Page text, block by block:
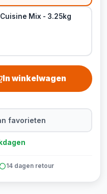
Mix - 3.25kg
In winkelwagen
favorieten
14 dagen retour